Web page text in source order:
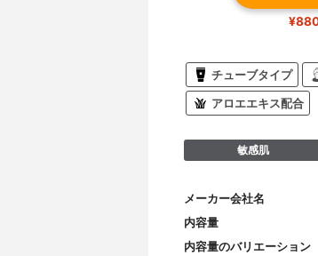
チューブタイプ
アロエエキス配合
敏感肌
メーカー会社名
内容量
内容量のバリエーション